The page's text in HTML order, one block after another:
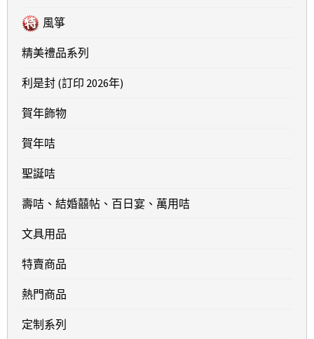
風箏
精美禮品系列
利是封 (訂印 2026年)
賀年飾物
賀年咭
聖誕咭
壽咭、結婚囍帖、百日宴、萬用咭
文具用品
特賣商品
熱門商品
定制系列